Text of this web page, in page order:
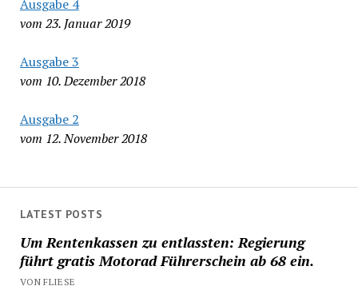
Ausgabe 4
vom 23. Januar 2019
Ausgabe 3
vom 10. Dezember 2018
Ausgabe 2
vom 12. November 2018
LATEST POSTS
Um Rentenkassen zu entlassten: Regierung
führt gratis Motorad Führerschein ab 68 ein.
VON FLIESE